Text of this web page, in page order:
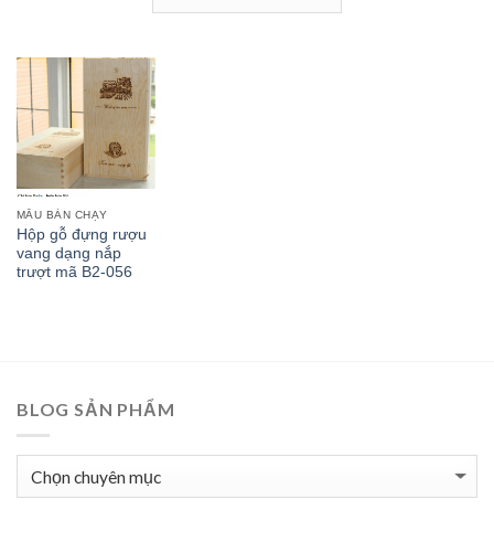
MẪU BÁN CHẠY
Hộp gỗ đựng rượu
vang dạng nắp
trượt mã B2-056
BLOG SẢN PHẨM
BLOG
SẢN